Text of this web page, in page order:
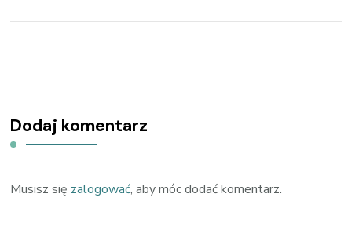
Dodaj komentarz
Musisz się zalogować, aby móc dodać komentarz.